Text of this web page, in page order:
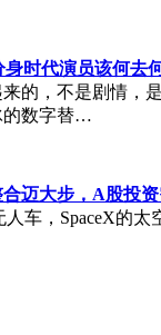
时代演员该何去
的，不是剧情，
的数字替…
迈大步，A股投
人车，SpaceX